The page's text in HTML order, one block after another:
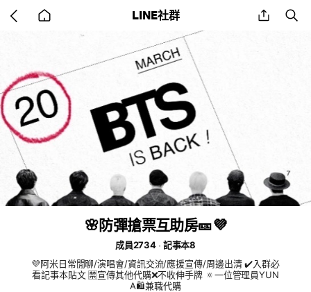
back LINE社群 share
🌸防彈搶票互助房🎫💜
成員2734
記事本8
💜阿米日常閒聊/演唱會/資訊交流/應援宣傳/周邊出清 ✔️入群必
看記事本貼文 🈲宣傳其他代購❌不收伸手牌 🔅一位管理員YUN
A🛍️兼職代購